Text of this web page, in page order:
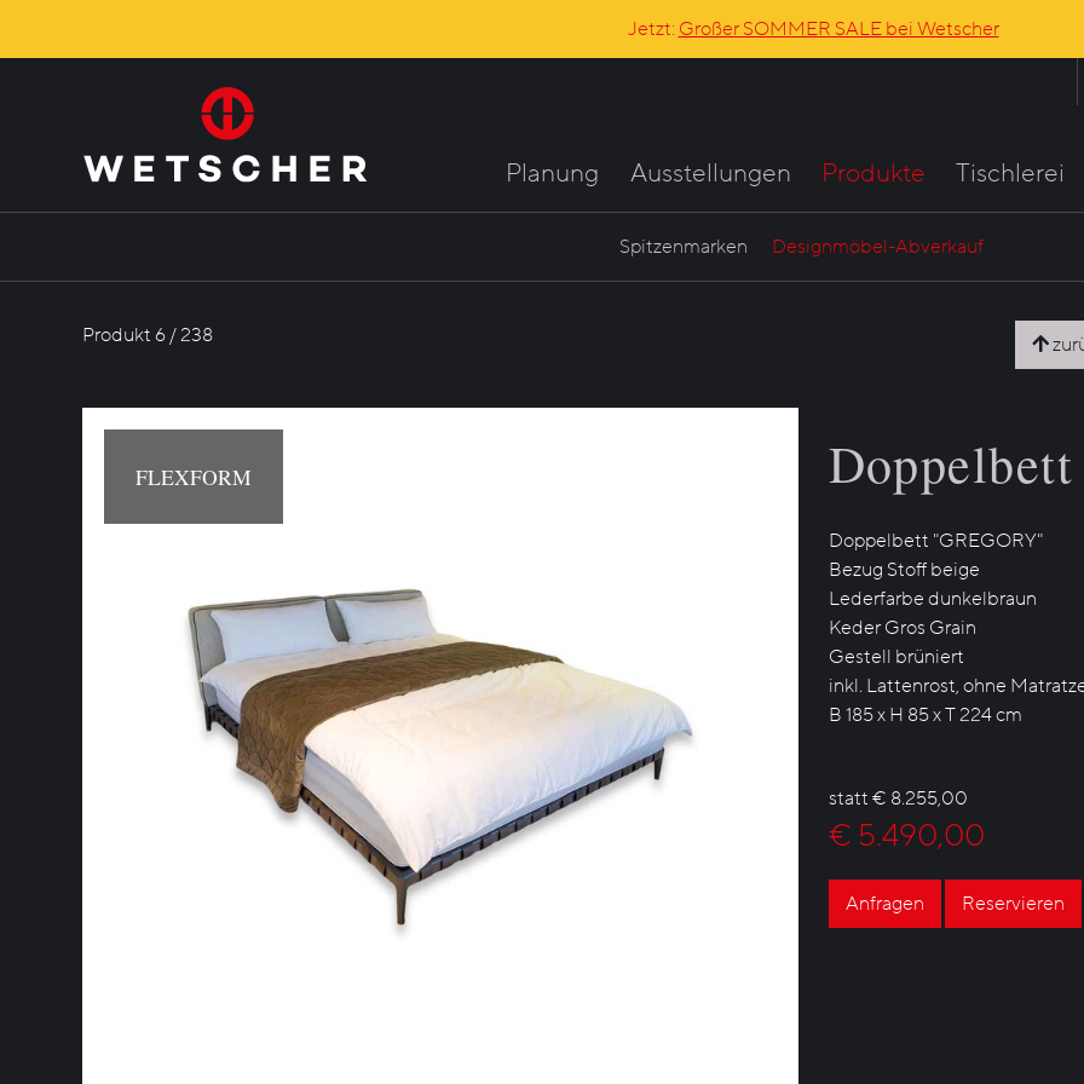
Jetzt: Großer SOMMER SALE bei Wetscher
Planung Ausstellungen Produkte Tischlerei
Spitzenmarken Designmöbel-Abverkauf
Produkt 6 / 238
FLEXFORM
Doppelbett "GREGORY"
Bezug Stoff beige
Lederfarbe dunkelbraun
Keder Gros Grain
Gestell brüniert
inkl. Lattenrost, ohne
B 185 x H 85 x T 224 cm
statt € 8.255,00
€ 5.490,00
Anfragen Reservieren